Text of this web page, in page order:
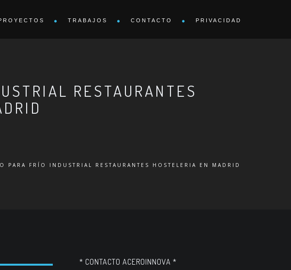
TRABAJOS CONTACTO PRIVACIDAD
RESTAURANTES
PARA FRÍO INDUSTRIAL RESTAURANTES HOSTELERIA EN MADRID
* CONTACTO ACEROINNOVA *